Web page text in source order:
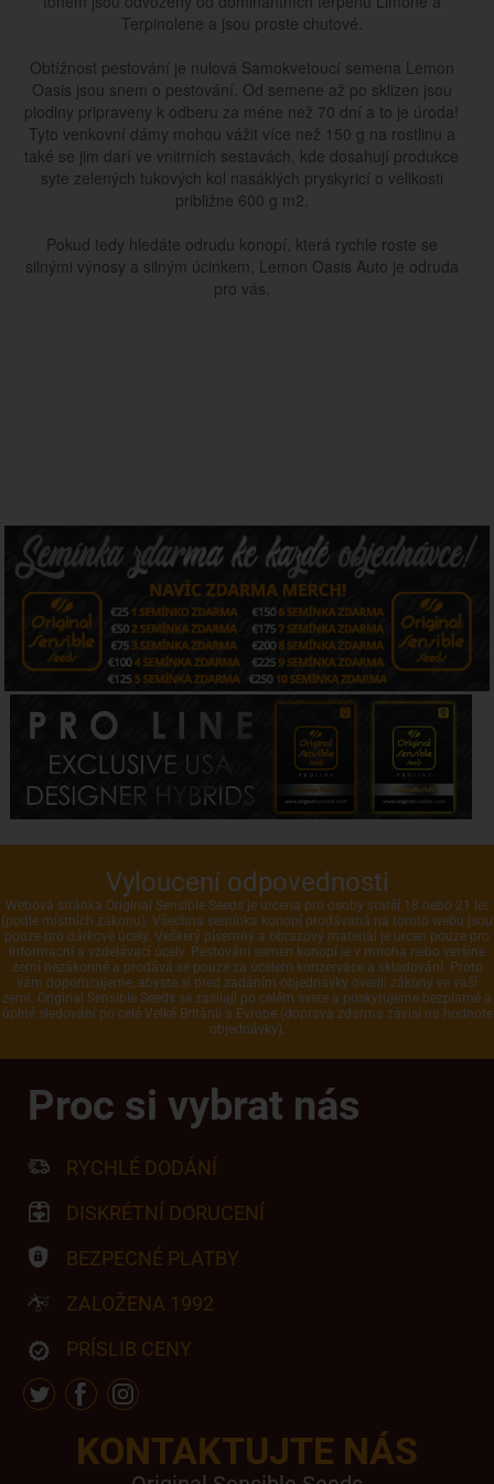
Terpinolene a jsou proste chutové.
Obtížnost pestování je nulová Samokvetoucí semena Lemon
Oasis jsou snem o pestování. Od semene až po sklizen jsou
plodiny pripraveny k odberu za méne než 70 dní a to je úroda!
Tyto venkovní dámy mohou vážit více než 150 g na rostlinu a
také se jim darí ve vnitrních sestavách, kde dosahují produkce
syte zelených tukových kol nasáklých pryskyricí o velikosti
približne 600 g m2.
Pokud tedy hledáte odrudu konopí, která rychle roste se
silnými výnosy a silným úcinkem, Lemon Oasis Auto je odruda
pro vás.
Vyloucení odpovednosti
Webová stránka Original Sensible Seeds je urcena pro osoby starší 18 nebo 21 let
(podle místních zákonu). Všechna semínka konopí prodávaná na tomto webu jsou
pouze pro dárkové úcely. Veškerý písemný a obrazový materiál je urcen pouze pro
informacní a vzdelávací úcely. Pestování semen konopí je v mnoha nebo vetšine
zemí nezákonné a prodává se pouze za úcelem konzervace a skladování. Proto
vám doporucujeme, abyste si pred zadáním objednávky overili zákony ve vaší
zemi. Original Sensible Seeds se zasílají po celém svete a poskytujeme bezplatné a
úplné sledování po celé Velké Británii a Evrope (doprava zdarma závisí na hodnote
objednávky).
KONTAKTUJTE NÁS
Proc si vybrat nás
RYCHLÉ DODÁNÍ
DISKRÉTNÍ DORUCENÍ
BEZPECNÉ PLATBY
ZALOŽENA 1992
PRÍSLIB CENY